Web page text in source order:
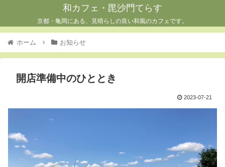
和カフェ・毘沙門てらす
京都・亀岡にある、見晴らしの良い和風のカフェです。
ホーム お知らせ
開店準備中のひととき
2023-07-21